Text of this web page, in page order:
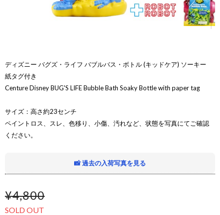
ディズニー バグズ・ライフ バブルバス・ボトル (キッドケア) ソーキー
紙タグ付き
Centure Disney BUG'S LIFE Bubble Bath Soaky Bottle with paper tag
サイズ：高さ約23センチ
ペイントロス、スレ、色移り、小傷、汚れなど、状態を写真にてご確認
ください。
📸 過去の入荷写真を見る
¥4,800
SOLD OUT